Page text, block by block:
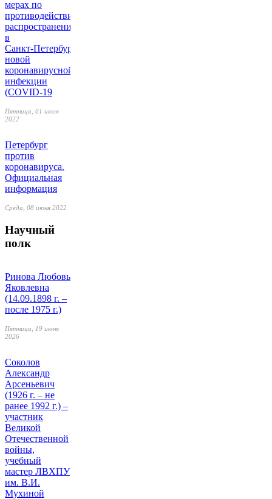
мерах по
противодействию
распространению
в
Санкт‑Петербурге
новой
коронавирусной
инфекции
(COVID-19
Пятница, 01 июля
2022
Петербург
против
коронавируса.
Официальная
информация
Среда, 08 июня 2022
Научный
полк
Ринова Любовь
Яковлевна
(14.09.1898 г. –
после 1975 г.)
Пятница, 19 июня
2026
Соколов
Александр
Арсеньевич
(1926 г. – не
ранее 1992 г.) –
участник
Великой
Отечественной
войны,
учебный
мастер ЛВХПУ
им. В.И.
Мухиной